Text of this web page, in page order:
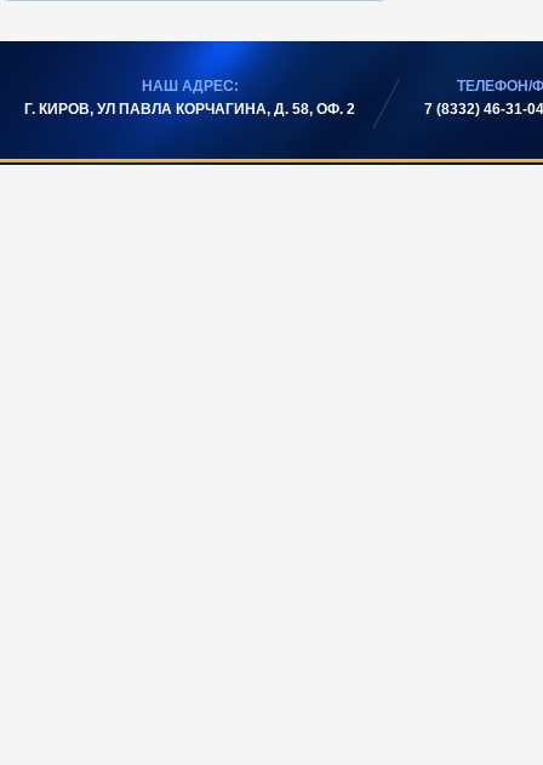
НАШ АДРЕС:
Г. КИРОВ, УЛ ПАВЛА КОРЧАГИНА, Д. 58, ОФ. 2
ТЕЛЕФОН/
7 (8332) 46-31-